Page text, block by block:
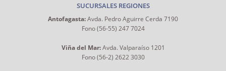
SUCURSALES REGIONES
Antofagasta:Avda. Pedro Aguirre Cerda 7190
Fono (56-55) 247 7024
Viña del Mar:Avda. Valparaíso 1201
Fono (56-2) 2622 3030